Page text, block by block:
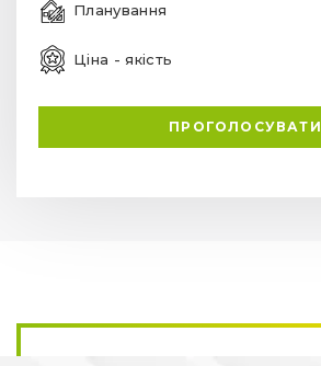
Планування
Ціна - якість
ПРОГОЛОСУВАТИ